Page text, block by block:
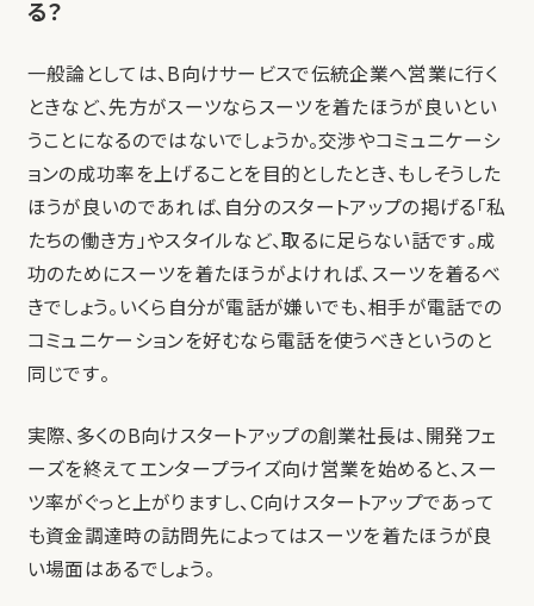
る？
一般論としては、B向けサービスで伝統企業へ営業に行く
ときなど、先方がスーツならスーツを着たほうが良いとい
うことになるのではないでしょうか。交渉やコミュニケーシ
ョンの成功率を上げることを目的としたとき、もしそうした
ほうが良いのであれば、自分のスタートアップの掲げる「私
たちの働き方」やスタイルなど、取るに足らない話です。成
功のためにスーツを着たほうがよければ、スーツを着るべ
きでしょう。いくら自分が電話が嫌いでも、相手が電話での
コミュニケーションを好むなら電話を使うべきというのと
同じです。
実際、多くのB向けスタートアップの創業社長は、開発フェ
ーズを終えてエンタープライズ向け営業を始めると、スー
ツ率がぐっと上がりますし、C向けスタートアップであって
も資金調達時の訪問先によってはスーツを着たほうが良
い場面はあるでしょう。